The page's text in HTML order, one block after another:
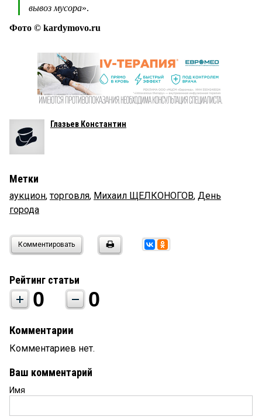
вывоз мусора».
Фото © kardymovo.ru
Глазьев Константин
Метки
аукцион,торговля, Михаил ЩЕЛКОНОГОВ, День
города
Комментировать
Рейтинг статьи
0 0
Комментарии
Комментариев нет.
Ваш комментарий
Имя